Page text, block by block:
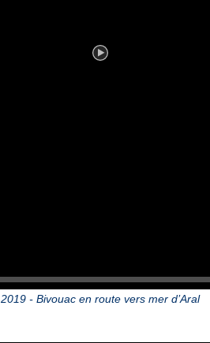
2019 - Bivouac en route vers mer d’Aral